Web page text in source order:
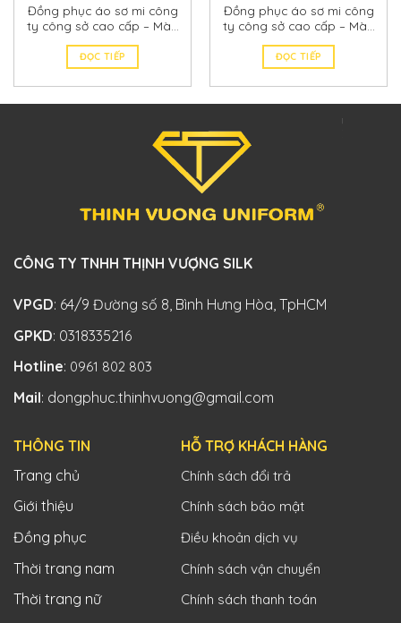
Đồng phục áo sơ mi công
ty công sở cao cấp – Màu
ĐỌC TIẾP
Đồng phục áo sơ mi công
ty công sở cao cấp – Màu
ĐỌC TIẾP
CÔNG TY TNHH THỊNH VƯỢNG SILK
VPGD: 64/9 Đường số 8, Bình Hưng Hòa, TpHCM
GPKD: 0318335216
Hotline: 0961 802 803
Mail: dongphuc.thinhvuong@gmail.com
THÔNG TIN
Trang chủ
Giới thiệu
Đồng phục
Thời trang nam
Thời trang nữ
HỖ TRỢ KHÁCH HÀNG
Chính sách đổi trả
Chính sách bảo mật
Điều khoản dịch vụ
Chính sách vận chuyển
Chính sách thanh toán